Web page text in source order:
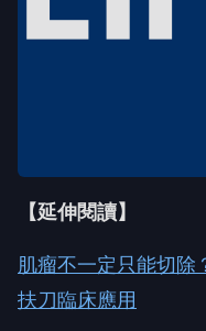
【延伸閱讀】
肌瘤不一定只能切
扶刀臨床應用